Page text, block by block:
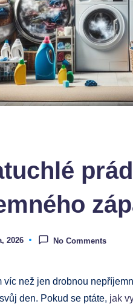
2026 No Comments
než jen drobnou
den. Pokud se ptáte, jak